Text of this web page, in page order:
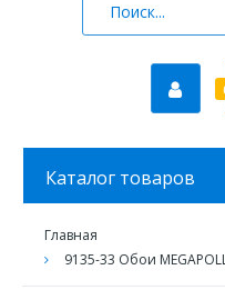
Каталог товаров
Главная
9135-33 Обои